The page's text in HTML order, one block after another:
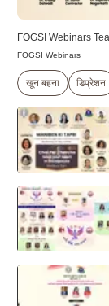
FOGSI Webinars
FOGSI Webinars
खून बहना डिप्रेशन